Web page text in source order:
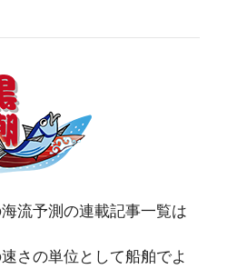
流予測の連載記事一覧は
さの単位として船舶でよ